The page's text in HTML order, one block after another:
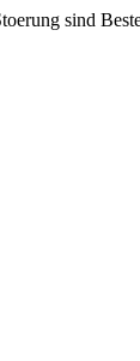
sind